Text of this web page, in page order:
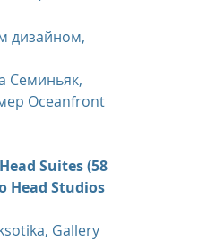
Пресс-релизы
дизайном,
Семиньяк,
Oceanfront
Suites (58
Head Studios
Gallery